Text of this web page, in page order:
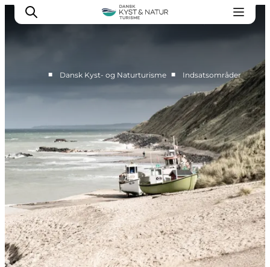
Nyheder
Vidensbank
Om os
Kontakt
■ Dansk Kyst- og Naturturisme ■ Indsatsområder